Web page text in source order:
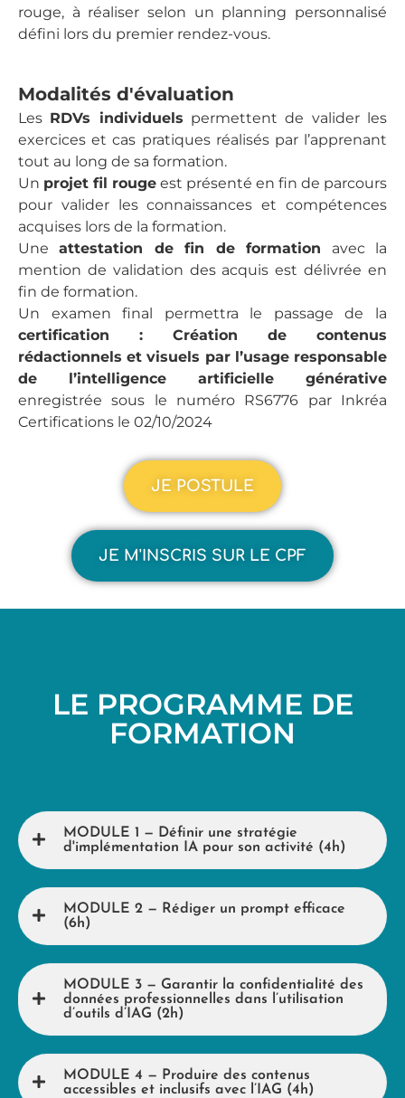
rouge, à réaliser selon un planning personnalisé
défini lors du premier rendez-vous.
Modalités d'évaluation
Les RDVs individuels permettent de valider les
exercices et cas pratiques réalisés par l’apprenant
tout au long de sa formation.
Un projet fil rouge est présenté en fin de parcours
pour valider les connaissances et compétences
acquises lors de la formation.
Uneattestation de fin de formation avec la
mention de validation des acquis est délivrée en
fin de formation.
Un examen final permettra le passage de la
certification : Création de contenus
rédactionnels et visuels par l’usage responsable
de l’intelligence artificielle générative
enregistrée sous le numéro RS6776 par Inkréa
Certifications le 02/10/2024
JE POSTULE
JE M'INSCRIS SUR LE CPF
LE PROGRAMME DE
FORMATION
MODULE 1 — Définir une stratégie
d'implémentation IA pour son activité (4h)
MODULE 2 — Rédiger un prompt efficace
(6h)
MODULE 3 — Garantir la confidentialité des
données professionnelles dans l’utilisation
d’outils d’IAG (2h)
MODULE 4 — Produire des contenus
accessibles et inclusifs avec l’IAG (4h)